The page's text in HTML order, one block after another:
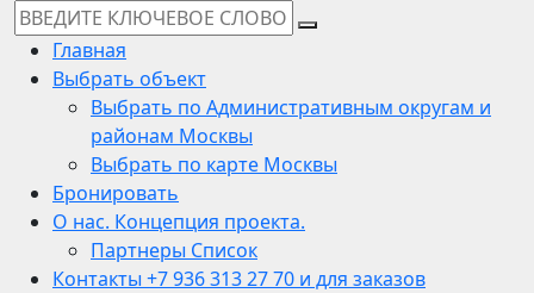
Главная
Выбрать объект
Выбрать по Административным округам и
районам Москвы
Выбрать по карте Москвы
Бронировать
О нас. Концепция проекта.
Партнеры Список
Контакты +7 936 313 27 70 и для заказов